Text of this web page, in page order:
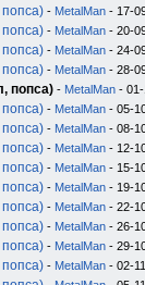
- MetalMan - 17-
- MetalMan - 20-
- MetalMan - 24-
- MetalMan - 28-
попса) - MetalMan -
- MetalMan - 05-
- MetalMan - 08-
- MetalMan - 12-
- MetalMan - 15-
- MetalMan - 19-
- MetalMan - 22-
- MetalMan - 26-
- MetalMan - 29-
- MetalMan - 02-